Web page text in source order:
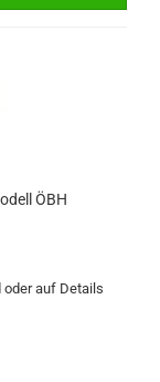
ÖBH
oder auf Details